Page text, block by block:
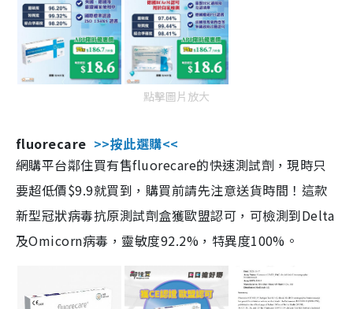
點擊圖片放大
fluorecare >>按此選購<<
網購平台鄰住買有售fluorecare的快速測試劑，現時只
要超低價$9.9就買到，購買前請先注意送貨時間！這款
新型冠狀病毒抗原測試劑盒獲歐盟認可，可檢測到Delta
及Omicorn病毒，靈敏度92.2%，特異度100%。